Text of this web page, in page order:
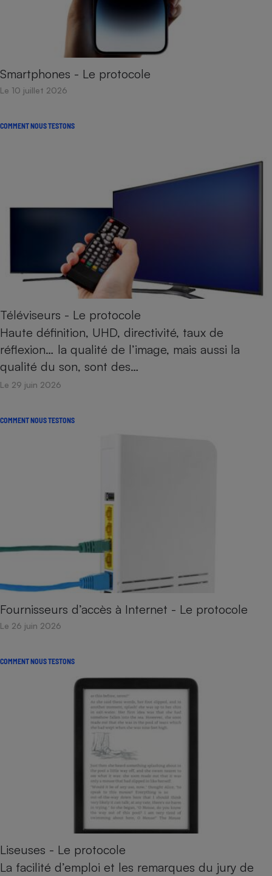
Smartphones - Le protocole
Le 10 juillet 2026
COMMENT NOUS TESTONS
Téléviseurs - Le protocole
Haute définition, UHD, directivité, taux de
réflexion… la qualité de l’image, mais aussi la
qualité du son, sont des…
Le 29 juin 2026
COMMENT NOUS TESTONS
Fournisseurs d’accès à Internet - Le protocole
Le 26 juin 2026
COMMENT NOUS TESTONS
Liseuses - Le protocole
La facilité d’emploi et les remarques du jury de